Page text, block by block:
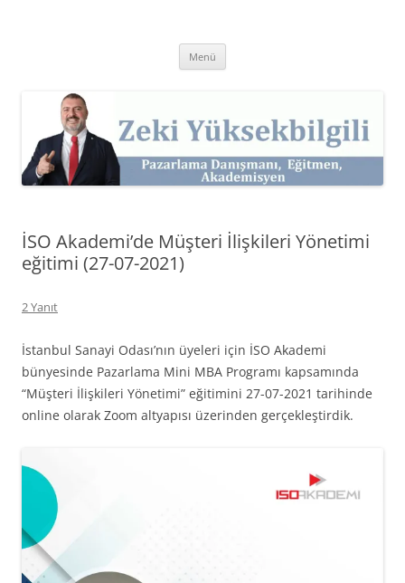
Kişisel Web Sitesi.
Menü
İSO Akademi’de Müşteri İlişkileri Yönetimi
eğitimi (27-07-2021)
2 Yanıt
İstanbul Sanayi Odası’nın üyeleri için İSO Akademi
bünyesinde Pazarlama Mini MBA Programı kapsamında
“Müşteri İlişkileri Yönetimi” eğitimini 27-07-2021 tarihinde
online olarak Zoom altyapısı üzerinden gerçekleştirdik.